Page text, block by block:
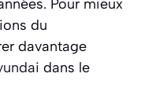
Pour mieux
du
davantage
dans le